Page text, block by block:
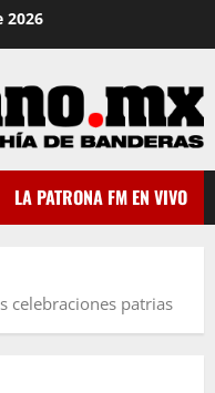
2026
LA PATRONA FM EN VIVO
celebraciones patrias